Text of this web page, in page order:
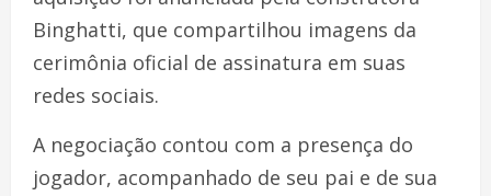
Binghatti, que compartilhou imagens da
cerimônia oficial de assinatura em suas
redes sociais.
A negociação contou com a presença do
jogador, acompanhado de seu pai e de sua